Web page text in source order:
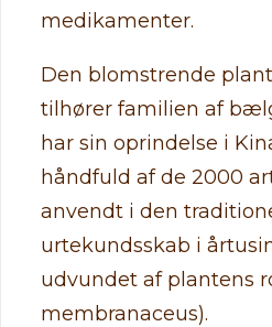
medikamenter.
Den blomstrende
tilhører familien af
har sin oprindelse i
håndfuld af de 2000
anvendt i den
urtekundsskab i
udvundet af plantens
membranaceus).